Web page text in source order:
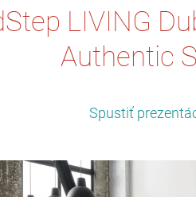
LIVING
Authentic
Spustiť